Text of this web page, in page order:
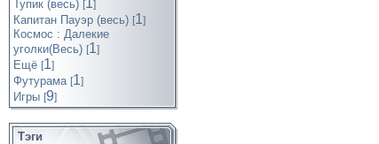
Тупик (весь) [1]
Капитан Пауэр (весь) [1]
Космос : Далекие
уголки(Весь) [1]
Ещё [1]
Футурама [1]
Игры [9]
Тэги